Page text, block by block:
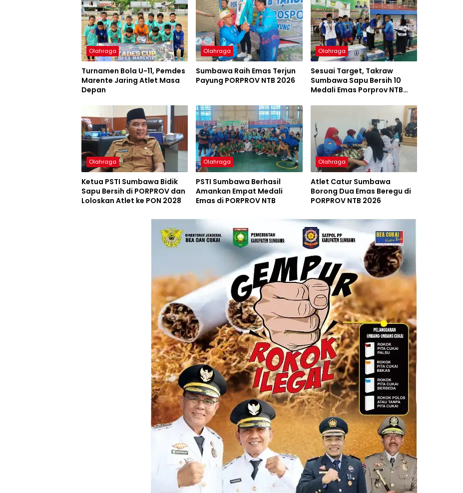
Olahraga
Turnamen Bola U-11, Pemdes
Marente Jaring Atlet Masa
Depan
Olahraga
Sumbawa Raih Emas Terjun
Payung PORPROV NTB 2026
Olahraga
Sesuai Target, Takraw
Sumbawa Sapu Bersih 10
Medali Emas Porprov NTB
Olahraga
Ketua PSTI Sumbawa Bidik
Sapu Bersih di PORPROV dan
Loloskan Atlet ke PON 2028
Olahraga
PSTI Sumbawa Berhasil
Amankan Empat Medali
Emas di PORPROV NTB
Olahraga
Atlet Catur Sumbawa
Borong Dua Emas Beregu di
PORPROV NTB 2026